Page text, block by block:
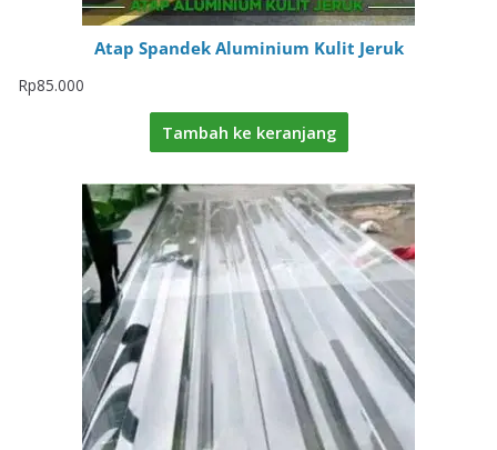
Atap Spandek Aluminium Kulit Jeruk
Rp85.000
Tambah ke keranjang